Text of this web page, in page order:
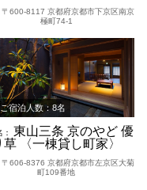
〒600-8117 京都府京都市下京区南京
極町74-1
宿泊人数：8名
東山三条 京のやど 優
草 〈一棟貸し町家〉
〒606-8376 京都府京都市左京区大菊
町109番地